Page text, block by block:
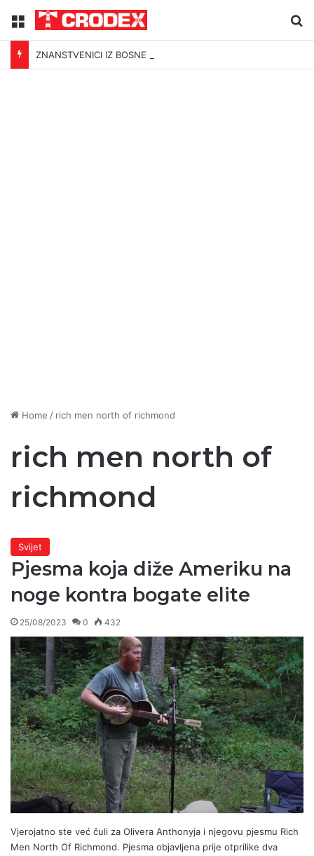
Menu
ZNANSTVENICI IZ BOSNE OTKRILI NACIZAM U – BOSNI!
Home / rich men north of richmond
rich men north of
richmond
Svijet
Pjesma koja diže Ameriku na
noge kontra bogate elite
25/08/2023 0 432
Vjerojatno ste već čuli za Olivera Anthonyja i njegovu pjesmu Rich
Men North Of Richmond. Pjesma objavljena prije otprilike dva